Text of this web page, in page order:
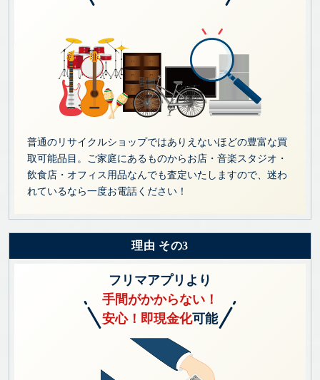
普通のリサイクルショップではありえないほどの豊富な買
取可能品目。ご家庭にあるものからお店・音楽スタジオ・
飲食店・オフィス用品なんでも査定いたしますので、迷わ
れているなら一度お電話ください！
理由 その3
フリマアプリより
手間がかからない！
安心！即現金化可能